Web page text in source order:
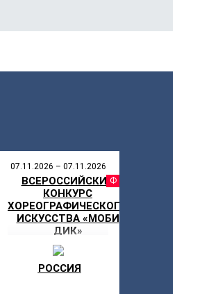
07.11.2026 – 07.11.2026
ВСЕРОССИЙСКИЙ
КОНКУРС
ХОРЕОГРАФИЧЕСКОГО
ИСКУССТВА «МОБИ
ДИК»
РОССИЯ